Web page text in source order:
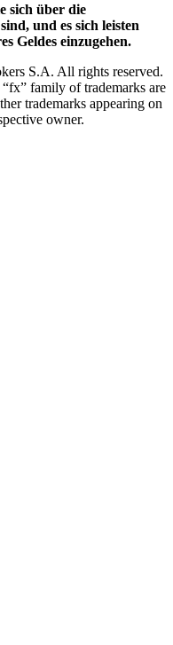
sich über die
und es sich leisten
Geldes einzugehen.
S.A. All rights reserved.
family of trademarks are
trademarks appearing on
owner.